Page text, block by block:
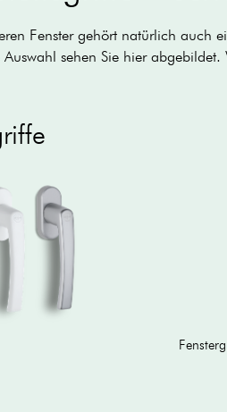
Fenster gehört natürlich auch
Auswahl sehen Sie hier